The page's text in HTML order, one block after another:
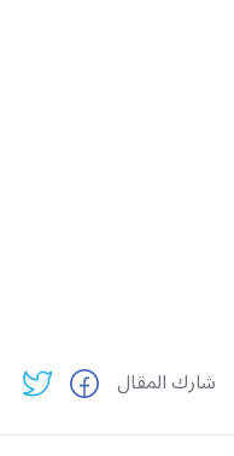
شارك المقال